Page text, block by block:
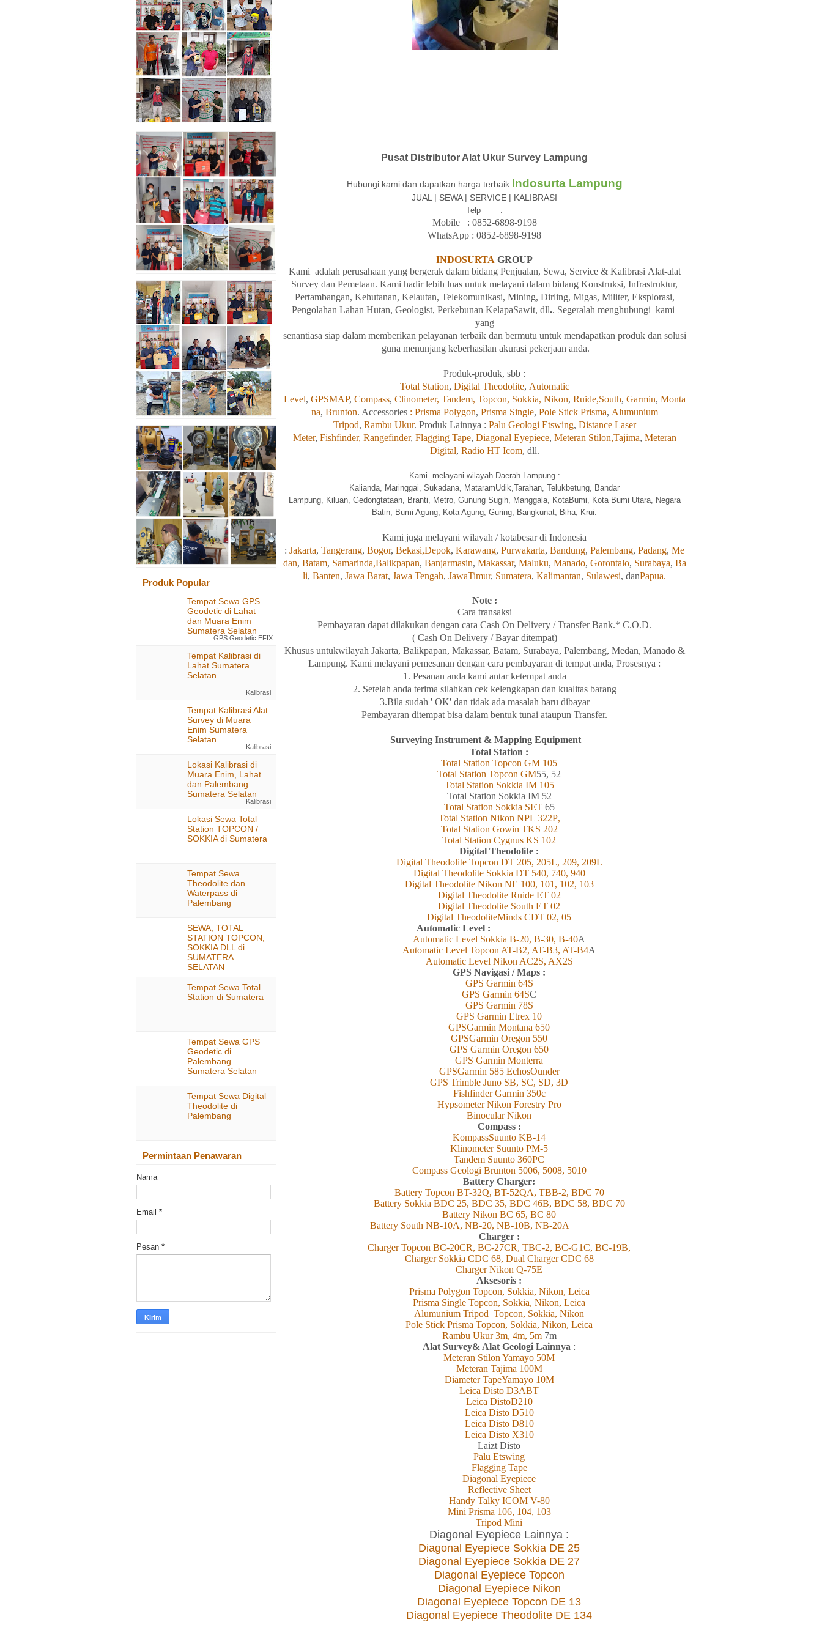
Pusat Distributor Alat Ukur Survey Lampung
Hubungi kami dan dapatkan harga terbaik Indosurta Lampung
JUAL | SEWA | SERVICE | KALIBRASI
Telp :
Mobile : 0852-6898-9198
WhatsApp : 0852-6898-9198
INDOSURTA GROUP
Kami adalah perusahaan yang bergerak dalam bidang Penjualan, Sewa, Service & Kalibrasi Alat-alat
Survey dan Pemetaan. Kami hadir lebih luas untuk melayani dalam bidang Konstruksi, Infrastruktur,
Pertambangan, Kehutanan, Kelautan, Telekomunikasi, Mining, Dirling, Migas, Militer, Eksplorasi,
Pengolahan Lahan Hutan, Geologist, Perkebunan KelapaSawit, dll.. Segeralah menghubungi kami
yang
senantiasa siap dalam memberikan pelayanan terbaik dan bermutu untuk mendapatkan produk dan solusi
guna menunjang keberhasilan akurasi pekerjaan anda.
Produk-produk, sbb :
Total Station, Digital Theodolite, Automatic
Level, GPSMAP, Compass, Clinometer, Tandem, Topcon, Sokkia, Nikon, Ruide,South, Garmin, Monta
na, Brunton. Accessories : Prisma Polygon, Prisma Single, Pole Stick Prisma, Alumunium
Tripod, Rambu Ukur. Produk Lainnya : Palu Geologi Etswing, Distance Laser
Meter, Fishfinder, Rangefinder, Flagging Tape, Diagonal Eyepiece, Meteran Stilon,Tajima, Meteran
Digital, Radio HT Icom, dll.
Kami melayani wilayah Daerah Lampung :
Kalianda, Maringgai, Sukadana, MataramUdik,Tarahan, Telukbetung, Bandar
Lampung, Kiluan, Gedongtataan, Branti, Metro, Gunung Sugih, Manggala, KotaBumi, Kota Bumi Utara, Negara
Batin, Bumi Agung, Kota Agung, Guring, Bangkunat, Biha, Krui.
Kami juga melayani wilayah / kotabesar di Indonesia
: Jakarta, Tangerang, Bogor, Bekasi,Depok, Karawang, Purwakarta, Bandung, Palembang, Padang, Me
dan, Batam, Samarinda,Balikpapan, Banjarmasin, Makassar, Maluku, Manado, Gorontalo, Surabaya, Ba
li, Banten, Jawa Barat, Jawa Tengah, JawaTimur, Sumatera, Kalimantan, Sulawesi, danPapua.
Note :
Cara transaksi
Pembayaran dapat dilakukan dengan cara Cash On Delivery / Transfer Bank.* C.O.D.
( Cash On Delivery / Bayar ditempat)
Khusus untukwilayah Jakarta, Balikpapan, Makassar, Batam, Surabaya, Palembang, Medan, Manado &
Lampung. Kami melayani pemesanan dengan cara pembayaran di tempat anda, Prosesnya :
1. Pesanan anda kami antar ketempat anda
2. Setelah anda terima silahkan cek kelengkapan dan kualitas barang
3.Bila sudah ' OK' dan tidak ada masalah baru dibayar
Pembayaran ditempat bisa dalam bentuk tunai ataupun Transfer.
Surveying Instrument & Mapping Equipment
Total Station :
Total Station Topcon GM 105
Total Station Topcon GM55, 52
Total Station Sokkia IM105
Total Station Sokkia IM 52
Total Station Sokkia SET 65
Total Station Nikon NPL 322P,
Total Station Gowin TKS 202
Total Station Cygnus KS 102
Digital Theodolite :
Digital Theodolite Topcon DT 205, 205L, 209, 209L
Digital Theodolite Sokkia DT 540, 740, 940
Digital Theodolite Nikon NE 100, 101, 102, 103
Digital Theodolite Ruide ET 02
Digital Theodolite South ET 02
Digital TheodoliteMinds CDT 02, 05
Automatic Level :
Automatic Level Sokkia B-20, B-30, B-40A
Automatic Level Topcon AT-B2, AT-B3, AT-B4A
Automatic Level Nikon AC2S, AX2S
GPS Navigasi / Maps :
GPS Garmin 64S
GPS Garmin 64SC
GPS Garmin 78S
GPS Garmin Etrex 10
GPSGarmin Montana 650
GPSGarmin Oregon 550
GPS Garmin Oregon 650
GPS Garmin Monterra
GPSGarmin 585 EchosOunder
GPS Trimble Juno SB, SC, SD, 3D
Fishfinder Garmin 350c
Hypsometer Nikon Forestry Pro
Binocular Nikon
Compass :
KompassSuunto KB-14
Klinometer Suunto PM-5
Tandem Suunto 360PC
Compass Geologi Brunton 5006, 5008, 5010
Battery Charger:
Battery Topcon BT-32Q, BT-52QA, TBB-2, BDC 70
Battery Sokkia BDC 25, BDC 35, BDC 46B, BDC 58, BDC 70
Battery Nikon BC 65, BC 80
Battery South NB-10A, NB-20, NB-10B, NB-20A
Charger :
Charger Topcon BC-20CR, BC-27CR, TBC-2, BC-G1C, BC-19B,
Charger Sokkia CDC 68, Dual Charger CDC 68
Charger Nikon Q-75E
Aksesoris :
Prisma Polygon Topcon, Sokkia, Nikon, Leica
Prisma Single Topcon, Sokkia, Nikon, Leica
Alumunium Tripod Topcon, Sokkia, Nikon
Pole Stick Prisma Topcon, Sokkia, Nikon, Leica
Rambu Ukur 3m, 4m, 5m7m
Alat Survey& Alat Geologi Lainnya :
Meteran Stilon Yamayo 50M
Meteran Tajima 100M
Diameter TapeYamayo 10M
Leica Disto D3ABT
Leica DistoD210
Leica Disto D510
Leica Disto D810
Leica Disto X310
Laizt Disto
Palu Etswing
Flagging Tape
Diagonal Eyepiece
Reflective Sheet
Handy Talky ICOM V-80
Mini Prisma 106, 104, 103
Tripod Mini
Diagonal Eyepiece Lainnya :
Diagonal Eyepiece Sokkia DE 25
Diagonal Eyepiece Sokkia DE 27
Diagonal Eyepiece Topcon
Diagonal Eyepiece Nikon
Diagonal Eyepiece Topcon DE 13
Diagonal Eyepiece Theodolite DE 134
Produk Popular
Tempat Sewa GPS
Geodetic di Lahat
dan Muara Enim
Sumatera Selatan
GPS Geodetic EFIX
Tempat Kalibrasi di
Lahat Sumatera
Selatan
Kalibrasi
Tempat Kalibrasi Alat
Survey di Muara
Enim Sumatera
Selatan
Kalibrasi
Lokasi Kalibrasi di
Muara Enim, Lahat
dan Palembang
Sumatera Selatan
Kalibrasi
Lokasi Sewa Total
Station TOPCON /
SOKKIA di Sumatera
Tempat Sewa
Theodolite dan
Waterpass di
Palembang
SEWA, TOTAL
STATION TOPCON,
SOKKIA DLL di
SUMATERA
SELATAN
Tempat Sewa Total
Station di Sumatera
Tempat Sewa GPS
Geodetic di
Palembang
Sumatera Selatan
Tempat Sewa Digital
Theodolite di
Palembang
Permintaan Penawaran
Nama
Email *
Pesan *